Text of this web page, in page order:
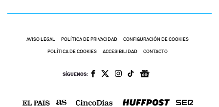
AVISO LEGAL POLÍTICA DE PRIVACIDAD CONFIGURACIÓN DE COOKIES
POLÍTICA DE COOKIES ACCESIBILIDAD CONTACTO
SÍGUENOS: